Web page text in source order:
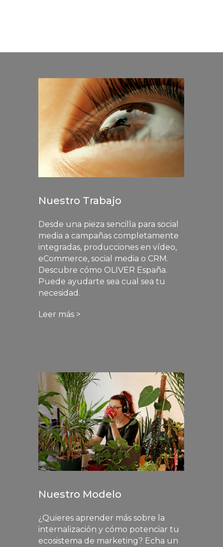
Nuestro Trabajo
Desde una pieza sencilla para social
media a campañas completamente
integradas, producciones en vídeo,
eCommerce, social media o CRM.
Descubre cómo OLIVER España.
Puede ayudarte sea cual sea tu
necesidad.
Leer más >
Nuestro Modelo
¿Quieres aprender más sobre la
internalización y cómo potenciar tu
ecosistema de marketing? Echa un